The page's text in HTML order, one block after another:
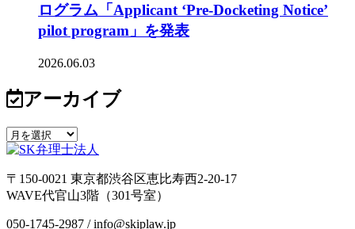
ログラム「Applicant ‘Pre-Docketing Notice’
pilot program」を発表
2026.06.03
アーカイブ
〒150-0021 東京都渋谷区恵比寿西2-20-17
WAVE代官山3階（301号室）
050-1745-2987 / info@skiplaw.jp